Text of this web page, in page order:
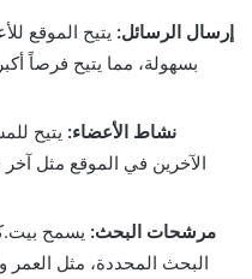
إرسال الرسائل: يتيح الموقع
بسهولة، مما يتيح فرصاً
نشاط الأعضاء: يتيح
الآخرين في الموقع مثل آخر
مرشحات البحث: يسمح
البحث المحددة، مثل العمر